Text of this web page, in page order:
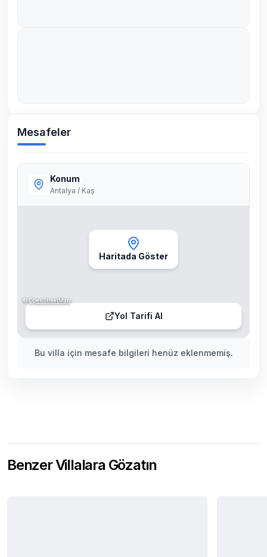
Mesafeler
Bu villa için mesafe bilgileri henüz eklenmemiş.
Konum
Antalya / Kaş
Haritada Göster
Yol Tarifi Al
©OpenStreetMap
Benzer Villalara Gözatın